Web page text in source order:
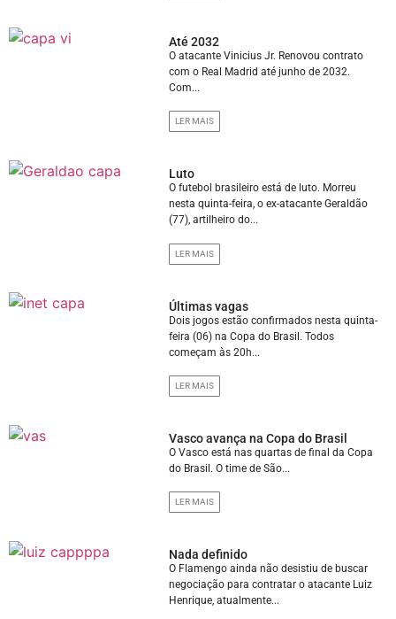
Até 2032
O atacante Vinicius Jr. Renovou contrato
com o Real Madrid até junho de 2032.
Com...
LER MAIS
Luto
O futebol brasileiro está de luto. Morreu
nesta quinta-feira, o ex-atacante Geraldão
(77), artilheiro do...
LER MAIS
Últimas vagas
Dois jogos estão confirmados nesta quinta-
feira (06) na Copa do Brasil. Todos
começam às 20h...
LER MAIS
Vasco avança na Copa do Brasil
O Vasco está nas quartas de final da Copa
do Brasil. O time de São...
LER MAIS
Nada definido
O Flamengo ainda não desistiu de buscar
negociação para contratar o atacante Luiz
Henrique, atualmente...